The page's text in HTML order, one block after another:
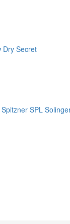
Dry Secret
Spitzner SPL